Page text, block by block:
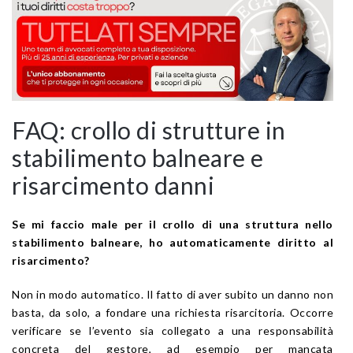
FAQ: crollo di strutture in
stabilimento balneare e
risarcimento danni
Se mi faccio male per il crollo di una struttura nello
stabilimento balneare, ho automaticamente diritto al
risarcimento?
Non in modo automatico. Il fatto di aver subito un danno non
basta, da solo, a fondare una richiesta risarcitoria. Occorre
verificare se l’evento sia collegato a una responsabilità
concreta del gestore, ad esempio per mancata